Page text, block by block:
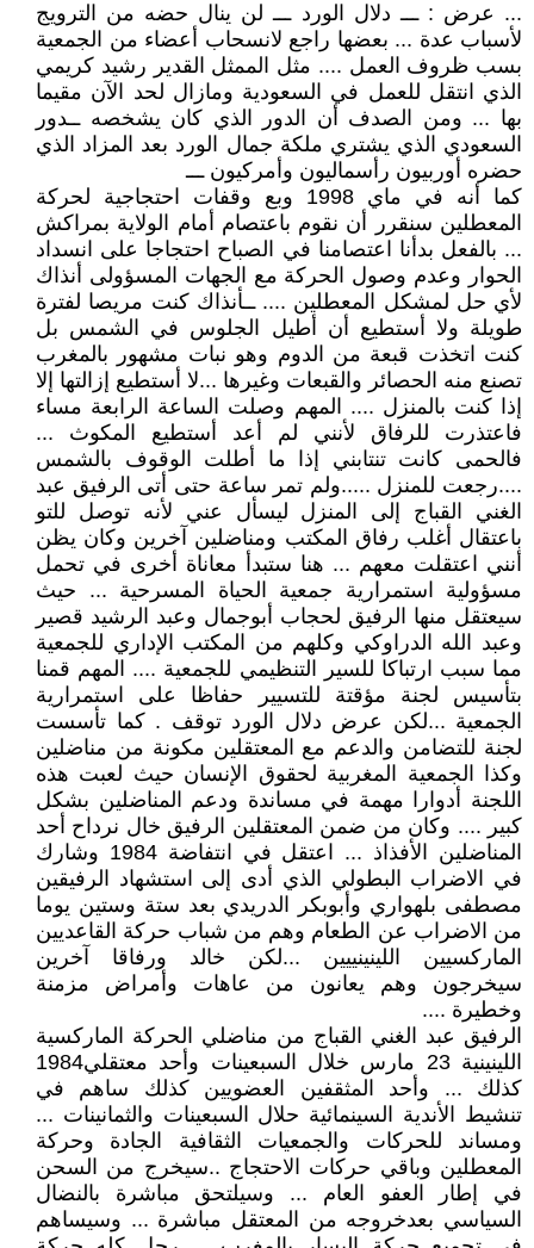
... عرض : ـــ دلال الورد ـــ لن ينال حضه من الترويج
لأسباب عدة ... بعضها راجع لانسحاب أعضاء من الجمعية
بسب ظروف العمل .... مثل الممثل القدير رشيد كريمي
الذي انتقل للعمل في السعودية ومازال لحد الآن مقيما
بها ... ومن الصدف أن الدور الذي كان يشخصه ــدور
السعودي الذي يشتري ملكة جمال الورد بعد المزاد الذي
حضره أوربيون رأسماليون وأمركيون ـــ
كما أنه في ماي 1998 وبع وقفات احتجاجية لحركة
المعطلين سنقرر أن نقوم باعتصام أمام الولاية بمراكش
... بالفعل بدأنا اعتصامنا في الصباح احتجاجا على انسداد
الحوار وعدم وصول الحركة مع الجهات المسؤولى أنذاك
لأي حل لمشكل المعطلين .... ــأنذاك كنت مريصا لفترة
طويلة ولا أستطيع أن أطيل الجلوس في الشمس بل
كنت اتخذت قبعة من الدوم وهو نبات مشهور بالمغرب
تصنع منه الحصائر والقبعات وغيرها ...لا أستطيع إزالتها إلا
إذا كنت بالمنزل .... المهم وصلت الساعة الرابعة مساء
فاعتذرت للرفاق لأنني لم أعد أستطيع المكوث ...
فالحمى كانت تنتابني إذا ما أطلت الوقوف بالشمس
....رجعت للمنزل .....ولم تمر ساعة حتى أتى الرفيق عبد
الغني القباج إلى المنزل ليسأل عني لأنه توصل للتو
باعتقال أغلب رفاق المكتب ومناضلين آخرين وكان يظن
أنني اعتقلت معهم ... هنا ستبدأ معاناة أخرى في تحمل
مسؤولية استمرارية جمعية الحياة المسرحية ... حيث
سيعتقل منها الرفيق لحجاب أبوجمال وعبد الرشيد قصير
وعبد الله الدراوكي وكلهم من المكتب الإداري للجمعية
مما سبب ارتباكا للسير التنظيمي للجمعية .... المهم قمنا
بتأسيس لجنة مؤقتة للتسيير حفاظا على استمرارية
الجمعية ...لكن عرض دلال الورد توقف . كما تأسست
لجنة للتضامن والدعم مع المعتقلين مكونة من مناضلين
وكذا الجمعية المغربية لحقوق الإنسان حيث لعبت هذه
اللجنة أدوارا مهمة في مساندة ودعم المناضلين بشكل
كبير .... وكان من ضمن المعتقلين الرفيق خال نرداح أحد
المناضلين الأفذاذ ... اعتقل في انتفاضة 1984 وشارك
في الاضراب البطولي الذي أدى إلى استشهاد الرفيقين
مصطفى بلهواري وأبوبكر الدريدي بعد ستة وستين يوما
من الاضراب عن الطعام وهم من شباب حركة القاعديين
الماركسيين اللينينييين ...لكن خالد ورفاقا آخرين
سيخرجون وهم يعانون من عاهات وأمراض مزمنة
وخطيرة ....
الرفيق عبد الغني القباج من مناضلي الحركة الماركسية
اللينينية 23 مارس خلال السبعينات وأحد معتقلي1984
كذلك ... وأحد المثقفين العضويين كذلك ساهم في
تنشيط الأندية السينمائية حلال السبعينات والثمانينات ...
ومساند للحركات والجمعيات الثقافية الجادة وحركة
المعطلين وباقي حركات الاحتجاج ..سيخرج من السحن
في إطار العفو العام ... وسيلتحق مباشرة بالنضال
السياسي بعدخروجه من المعتقل مباشرة ... وسيساهم